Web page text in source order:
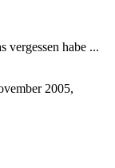
vergessen habe ...
2005,